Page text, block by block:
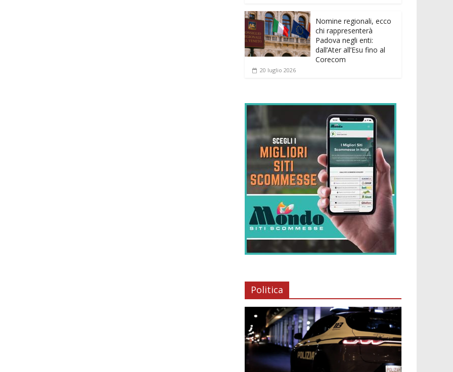
Nomine regionali, ecco
chi rappresenterà
Padova negli enti:
dall’Ater all’Esu fino al
Corecom
20 luglio 2026
Politica